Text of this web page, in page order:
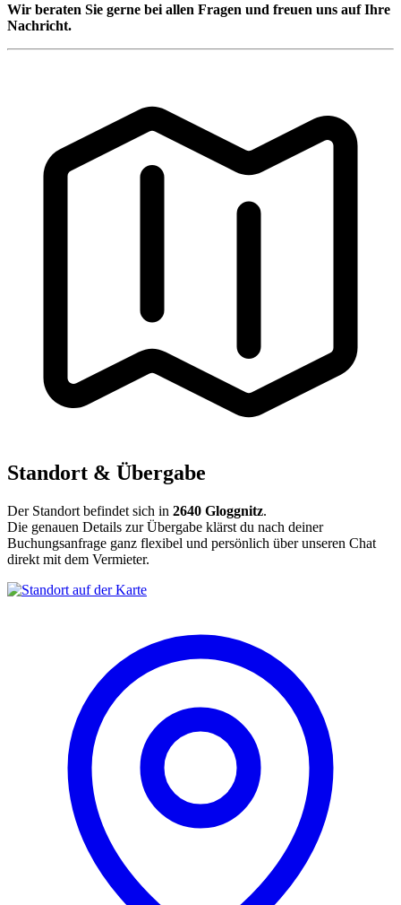
Wir beraten Sie gerne bei allen Fragen und freuen uns auf Ihre
Nachricht.
Standort & Übergabe
Der Standort befindet sich in 2640 Gloggnitz.
Die genauen Details zur Übergabe klärst du nach deiner
Buchungsanfrage ganz flexibel und persönlich über unseren Chat
direkt mit dem Vermieter.